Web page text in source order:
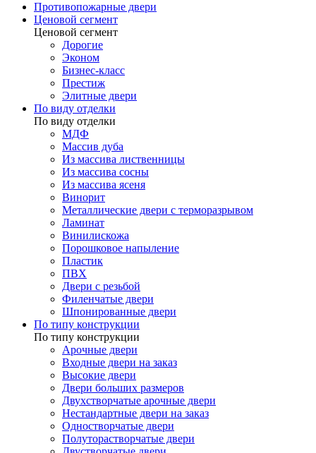
Противопожарные двери
Ценовой сегмент
Ценовой сегмент
Дорогие
Эконом
Бизнес-класс
Престиж
Элитные двери
По виду отделки
По виду отделки
МДФ
Массив дуба
Из массива лиственницы
Из массива сосны
Из массива ясеня
Винорит
Металлические двери с терморазрывом
Ламинат
Винилискожа
Порошковое напыление
Пластик
ПВХ
Двери с резьбой
Филенчатые двери
Шпонированные двери
По типу конструкции
По типу конструкции
Арочные двери
Входные двери на заказ
Высокие двери
Двери больших размеров
Двухстворчатые арочные двери
Нестандартные двери на заказ
Одностворчатые двери
Полуторастворчатые двери